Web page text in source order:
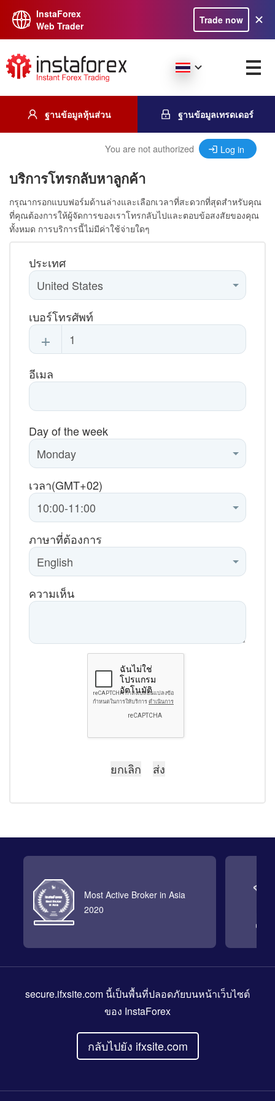
InstaForex
Web Trader
Trade now
ฐานข้อมูลหุ้นส่วน ฐานข้อมูลเทรดเดอร์
You are not authorized Log in
บริการโทรกลับหาลูกค้า
กรุณากรอกแบบฟอร์มด้านล่างและเลือกเวลาที่สะดวกที่สุดสำหรับคุณ
ที่คุณต้องการให้ผู้จัดการของเราโทรกลับไปและตอบข้อสงสัยของคุณ
ทั้งหมด การบริการนี้ไม่มีค่าใช้จ่ายใดๆ
ประเทศ
เบอร์โทรศัพท์
+
อีเมล
Day of the week
เวลา(GMT+02)
ภาษาที่ต้องการ
ความเห็น
Most Active Broker in Asia
2020
secure.ifxsite.com นี้เป็นพื้นที่ปลอดภัยบนหน้าเว็บไซต์
ของ InstaForex
กลับไปยัง ifxsite.com